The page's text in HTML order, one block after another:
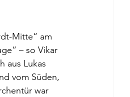
Mitte“ am
– so Vikar
aus Lukas
vom Süden,
war